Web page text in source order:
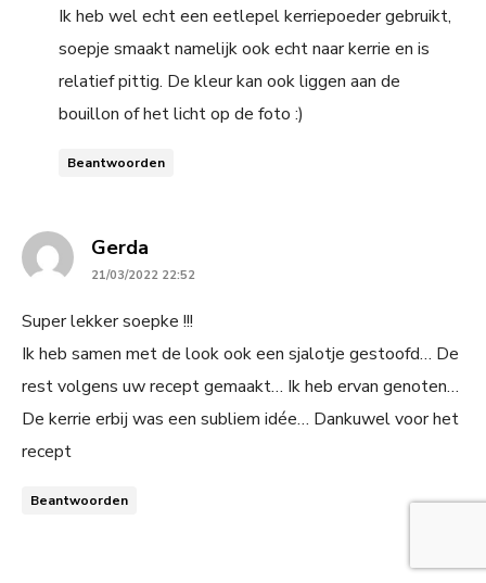
Ik heb wel echt een eetlepel kerriepoeder gebruikt,
soepje smaakt namelijk ook echt naar kerrie en is
relatief pittig. De kleur kan ook liggen aan de
bouillon of het licht op de foto :)
Beantwoorden
Gerda
21/03/2022 22:52
Super lekker soepke !!!
Ik heb samen met de look ook een sjalotje gestoofd… De
rest volgens uw recept gemaakt… Ik heb ervan genoten…
De kerrie erbij was een subliem idée… Dankuwel voor het
recept
Beantwoorden